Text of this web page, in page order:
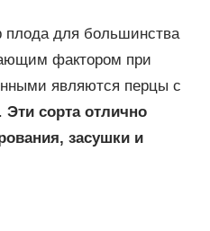
плода для большинства
фактором при
являются перцы с
Эти сорта отлично
засушки и